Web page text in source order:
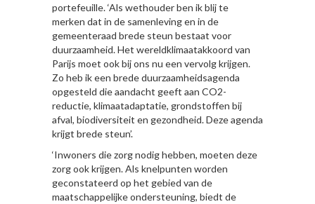
portefeuille. ‘Als wethouder ben ik blij te
merken dat in de samenleving en in de
gemeenteraad brede steun bestaat voor
duurzaamheid. Het wereldklimaatakkoord van
Parijs moet ook bij ons nu een vervolg krijgen.
Zo heb ik een brede duurzaamheidsagenda
opgesteld die aandacht geeft aan CO2-
reductie, klimaatadaptatie, grondstoffen bij
afval, biodiversiteit en gezondheid. Deze agenda
krijgt brede steun’.
‘Inwoners die zorg nodig hebben, moeten deze
zorg ook krijgen. Als knelpunten worden
geconstateerd op het gebied van de
maatschappelijke ondersteuning, biedt de